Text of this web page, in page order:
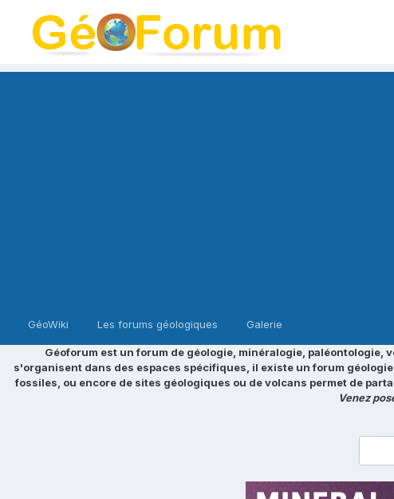
GéoWiki Les forums géologiques Galerie
Géoforum est un forum de géologie, minéralogie,
s'organisent dans des espaces spécifiques, il existe un forum
fossiles, ou encore de sites géologiques ou de volcans permet de
Venez